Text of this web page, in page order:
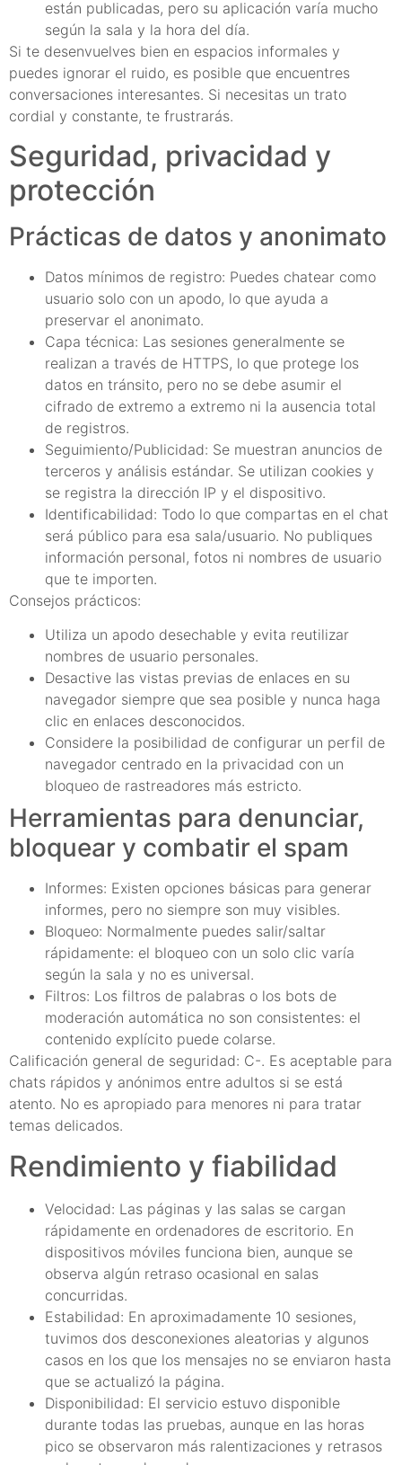
están publicadas, pero su aplicación varía mucho
según la sala y la hora del día.
Si te desenvuelves bien en espacios informales y
puedes ignorar el ruido, es posible que encuentres
conversaciones interesantes. Si necesitas un trato
cordial y constante, te frustrarás.
Seguridad, privacidad y
protección
Prácticas de datos y anonimato
Datos mínimos de registro: Puedes chatear como
usuario solo con un apodo, lo que ayuda a
preservar el anonimato.
Capa técnica: Las sesiones generalmente se
realizan a través de HTTPS, lo que protege los
datos en tránsito, pero no se debe asumir el
cifrado de extremo a extremo ni la ausencia total
de registros.
Seguimiento/Publicidad: Se muestran anuncios de
terceros y análisis estándar. Se utilizan cookies y
se registra la dirección IP y el dispositivo.
Identificabilidad: Todo lo que compartas en el chat
será público para esa sala/usuario. No publiques
información personal, fotos ni nombres de usuario
que te importen.
Consejos prácticos:
Utiliza un apodo desechable y evita reutilizar
nombres de usuario personales.
Desactive las vistas previas de enlaces en su
navegador siempre que sea posible y nunca haga
clic en enlaces desconocidos.
Considere la posibilidad de configurar un perfil de
navegador centrado en la privacidad con un
bloqueo de rastreadores más estricto.
Herramientas para denunciar,
bloquear y combatir el spam
Informes: Existen opciones básicas para generar
informes, pero no siempre son muy visibles.
Bloqueo: Normalmente puedes salir/saltar
rápidamente: el bloqueo con un solo clic varía
según la sala y no es universal.
Filtros: Los filtros de palabras o los bots de
moderación automática no son consistentes: el
contenido explícito puede colarse.
Calificación general de seguridad: C-. Es aceptable para
chats rápidos y anónimos entre adultos si se está
atento. No es apropiado para menores ni para tratar
temas delicados.
Rendimiento y fiabilidad
Velocidad: Las páginas y las salas se cargan
rápidamente en ordenadores de escritorio. En
dispositivos móviles funciona bien, aunque se
observa algún retraso ocasional en salas
concurridas.
Estabilidad: En aproximadamente 10 sesiones,
tuvimos dos desconexiones aleatorias y algunos
casos en los que los mensajes no se enviaron hasta
que se actualizó la página.
Disponibilidad: El servicio estuvo disponible
durante todas las pruebas, aunque en las horas
pico se observaron más ralentizaciones y retrasos